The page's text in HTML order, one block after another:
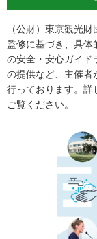
（公財）東京観光
監修に基づき、具体
の安全・安心ガイド
の提供など、主催者
行っております。詳
ご覧ください。